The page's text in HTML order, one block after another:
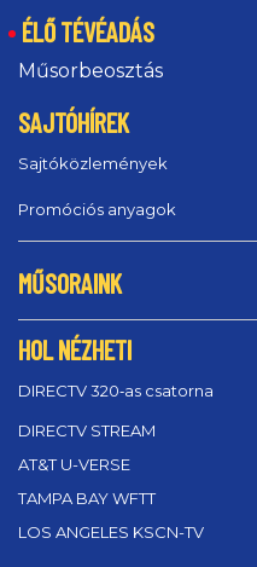
ÉLŐ TÉVÉADÁS
Műsorbeosztás
SAJTÓHÍREK
Sajtóközlemények
Promóciós anyagok
MŰSORAINK
HOL NÉZHETI
DIRECTV 320‑as csatorna
DIRECTV STREAM
AT&T U-VERSE
TAMPA BAY WFTT
LOS ANGELES KSCN-TV